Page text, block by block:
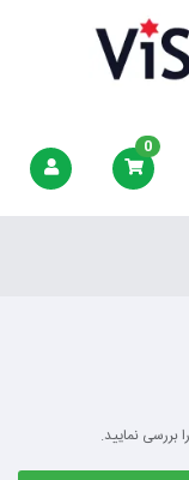
0
بررسی نمایید.